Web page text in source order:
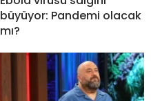
büyüyor: Pandemi olacak
mı?